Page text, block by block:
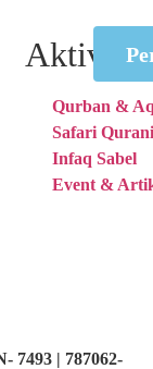
Aktiviti
Qurban &
Safari Qurani
Infaq Sabel
Event &
7493 | 787062-